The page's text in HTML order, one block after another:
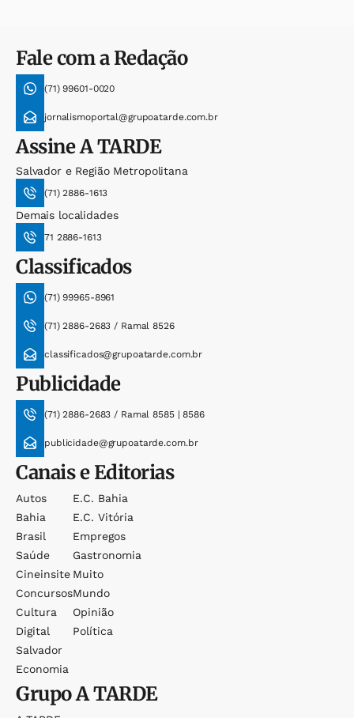
Fale com a Redação
(71) 99601-0020
jornalismoportal@grupoatarde.com.br
AssineA TARDE
Salvador e Região Metropolitana
(71) 2886-1613
Demais localidades
71 2886-1613
Classificados
(71) 99965-8961
(71) 2886-2683 / Ramal 8526
classificados@grupoatarde.com.br
Publicidade
(71) 2886-2683 / Ramal 8585 | 8586
publicidade@grupoatarde.com.br
Canais e Editorias
Autos
Bahia
Brasil
Saúde
Cineinsite
Concursos
Cultura
Digital
Salvador
Economia
E.c. Bahia
E.c. Vitória
Empregos
Gastronomia
Muito
Mundo
Opinião
Política
GrupoA TARDE